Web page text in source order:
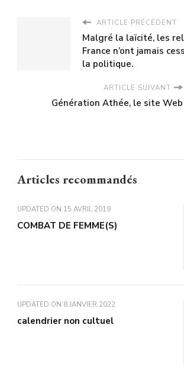
ARTICLE PRÉCÉDENT
Malgré la laïcité, les
France n’ont jamais
la politique.
ARTICLE SUIVANT
Génération Athée, le site Web
Articles recommandés
UPDATED ON 15 AVRIL 2019
COMBAT DE FEMME(S)
UPDATED ON 8 JANVIER 2022
calendrier non cultuel